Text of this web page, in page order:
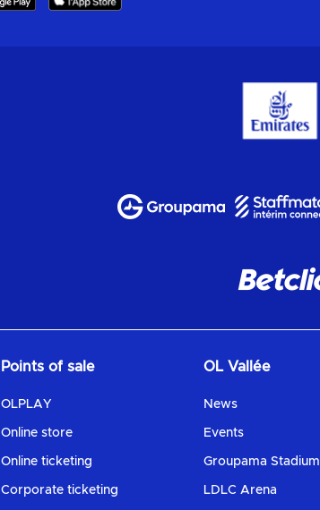
Points of sale
OLPLAY
Online store
Online ticketing
Corporate ticketing
OL Vallée
News
Events
Groupama Stadium
LDLC Arena